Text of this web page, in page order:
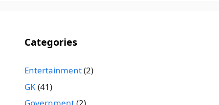
Categories
Entertainment(2)
GK (41)